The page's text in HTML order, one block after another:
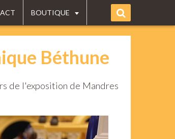
BOUTIQUE
Béthune
de l'exposition de Mandres